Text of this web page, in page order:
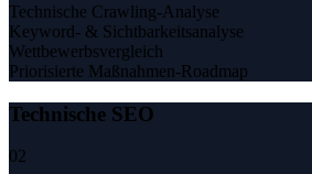
Technische Crawling-Analyse
Keyword- & Sichtbarkeitsanalyse
Wettbewerbsvergleich
Priorisierte Maßnahmen-Roadmap
Technische SEO
02